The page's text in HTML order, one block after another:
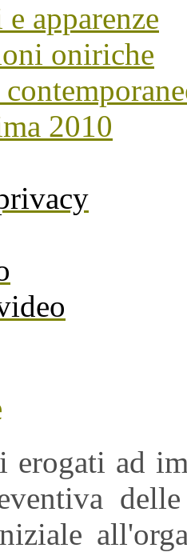
apparenze
oniriche
2010
erogati ad